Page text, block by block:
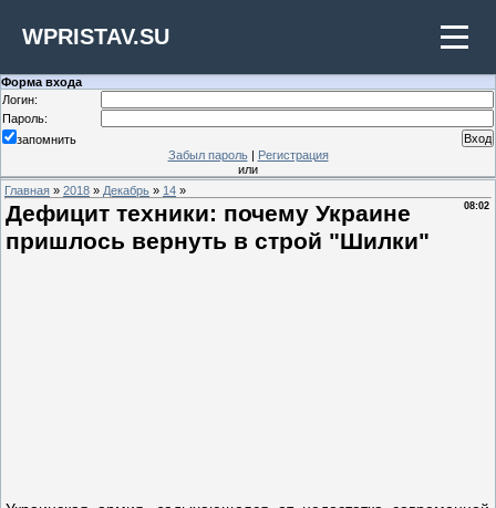
WPRISTAV.SU
Форма входа
Логин:
Пароль:
запомнить
Забыл пароль| Регистрация
или
Главная » 2018 » Декабрь » 14 »
08:02
Дефицит техники: почему Украине
пришлось вернуть в строй "Шилки"